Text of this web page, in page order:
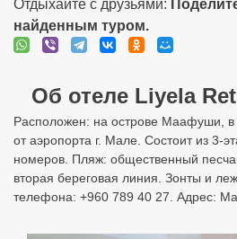
телефона: +960 789 40 27. Адрес: